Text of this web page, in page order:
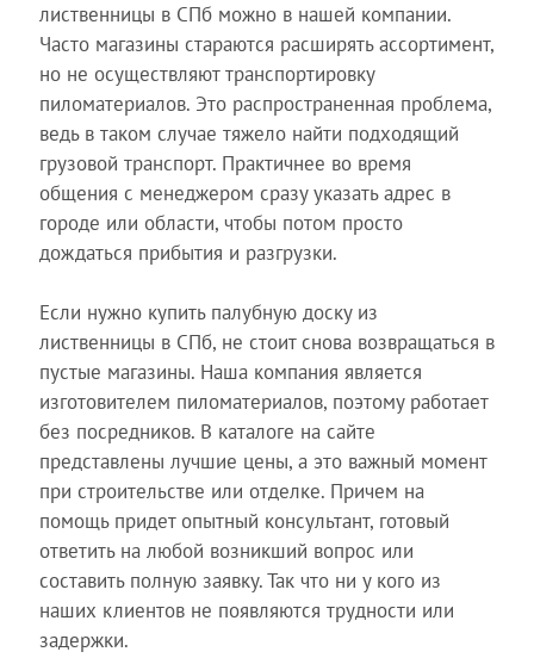
лиственницы в СПб можно в нашей компании.
Часто магазины стараются расширять ассортимент,
но не осуществляют транспортировку
пиломатериалов. Это распространенная проблема,
ведь в таком случае тяжело найти подходящий
грузовой транспорт. Практичнее во время
общения с менеджером сразу указать адрес в
городе или области, чтобы потом просто
дождаться прибытия и разгрузки.
Если нужно купить палубную доску из
лиственницы в СПб, не стоит снова возвращаться в
пустые магазины. Наша компания является
изготовителем пиломатериалов, поэтому работает
без посредников. В каталоге на сайте
представлены лучшие цены, а это важный момент
при строительстве или отделке. Причем на
помощь придет опытный консультант, готовый
ответить на любой возникший вопрос или
составить полную заявку. Так что ни у кого из
наших клиентов не появляются трудности или
задержки.